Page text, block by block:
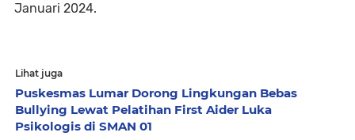
Januari 2024.
Lihat juga
Puskesmas Lumar Dorong Lingkungan Bebas
Bullying Lewat Pelatihan First Aider Luka
Psikologis di SMAN 01